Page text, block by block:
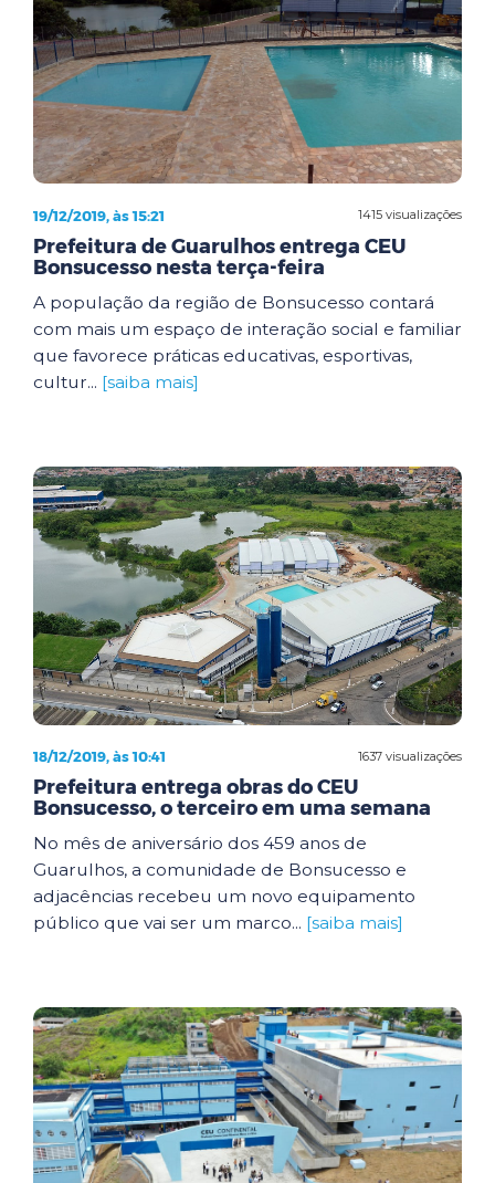
1415 visualizações
19/12/2019, às 15:21
Prefeitura de Guarulhos entrega CEU
Bonsucesso nesta terça-feira
A população da região de Bonsucesso contará
com mais um espaço de interação social e familiar
que favorece práticas educativas, esportivas,
cultur... [saiba mais]
1637 visualizações
18/12/2019, às 10:41
Prefeitura entrega obras do CEU
Bonsucesso, o terceiro em uma semana
No mês de aniversário dos 459 anos de
Guarulhos, a comunidade de Bonsucesso e
adjacências recebeu um novo equipamento
público que vai ser um marco... [saiba mais]